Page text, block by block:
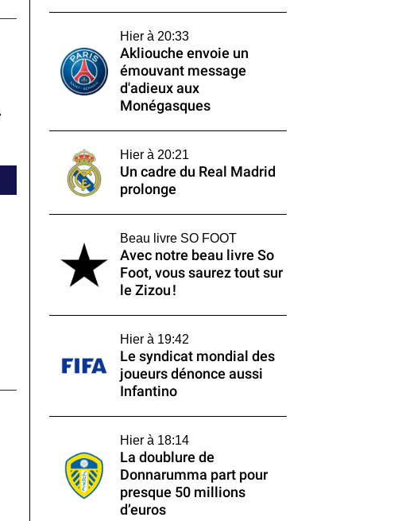
Hier à 20:33
Akliouche envoie un
émouvant message
d'adieux aux
Monégasques
Hier à 20:21
Un cadre du Real Madrid
prolonge
Beau livre SO FOOT
Avec notre beau livre So
Foot, vous saurez tout sur
le Zizou !
Hier à 19:42
Le syndicat mondial des
joueurs dénonce aussi
Infantino
Hier à 18:14
La doublure de
Donnarumma part pour
presque 50 millions
d’euros